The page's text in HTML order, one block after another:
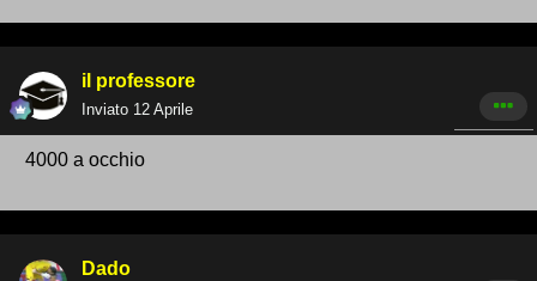
il professore
Inviato 12 Aprile
4000 a occhio
Dado